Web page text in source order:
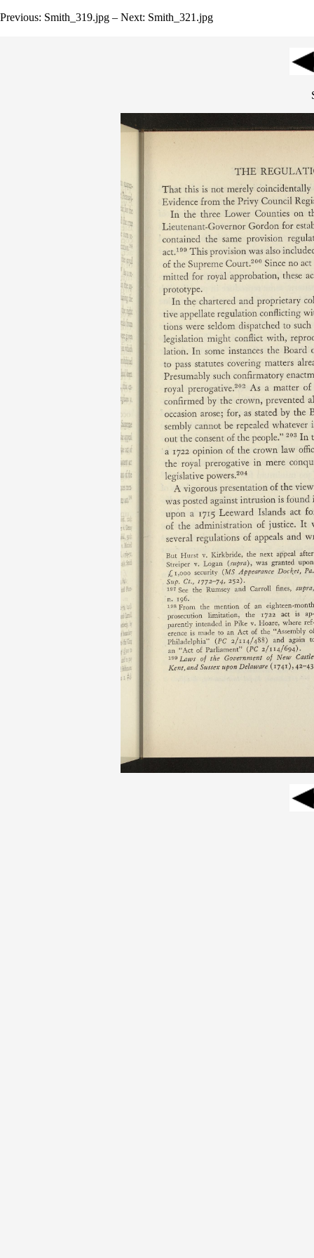
Previous: Smith_319.jpg – Next: Smith_321.jpg